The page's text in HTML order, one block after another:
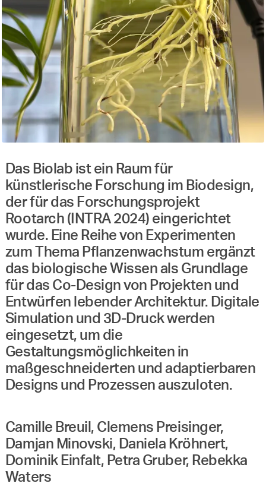
Das Biolab ist ein Raum für
künstlerische Forschung im Biodesign,
der für das Forschungsprojekt
Rootarch (INTRA 2024) eingerichtet
wurde. Eine Reihe von Experimenten
zum Thema Pflanzenwachstum ergänzt
das biologische Wissen als Grundlage
für das Co-Design von Projekten und
Entwürfen lebender Architektur. Digitale
Simulation und 3D-Druck werden
eingesetzt, um die
Gestaltungsmöglichkeiten in
maßgeschneiderten und adaptierbaren
Designs und Prozessen auszuloten.
Camille Breuil, Clemens Preisinger,
Damjan Minovski, Daniela Kröhnert,
Dominik Einfalt, Petra Gruber, Rebekka
Waters